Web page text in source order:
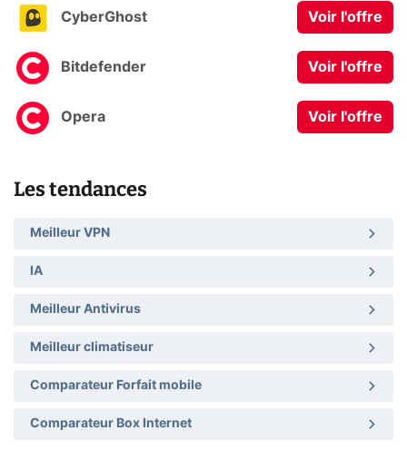
CyberGhost Voir l'offre
Bitdefender Voir l'offre
Opera Voir l'offre
Les tendances
Meilleur VPN
IA
Meilleur Antivirus
Meilleur climatiseur
Comparateur Forfait mobile
Comparateur Box Internet